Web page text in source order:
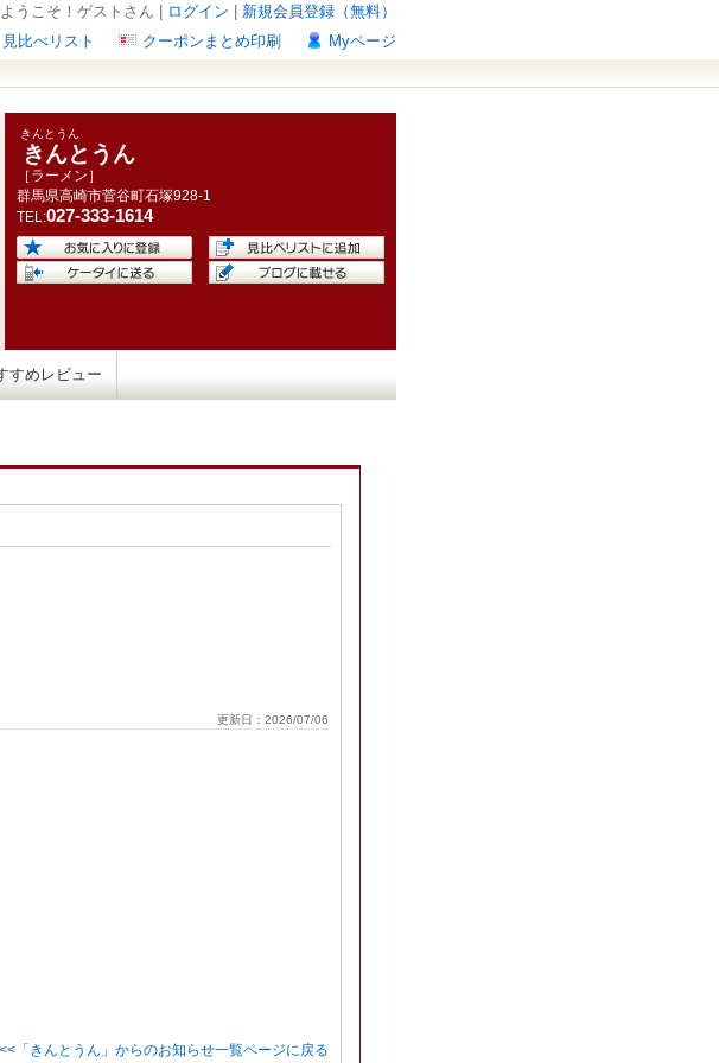
新規会員登録（無料）
ログイン
ようこそ！ゲストさん |
Myページ
クーポンまとめ印刷
見比べリスト
きんとうん
きんとうん
［ラーメン］
群馬県高崎市菅谷町石塚928-1
TEL:027-333-1614
すめレビュー
更新日：2026/07/06
<<「きんとうん」からのお知らせ一覧ページに戻る